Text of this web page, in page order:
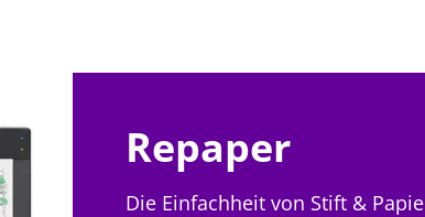
Repaper
Die Einfachheit von Stift &